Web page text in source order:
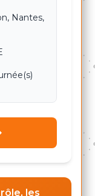
Nantes,
les